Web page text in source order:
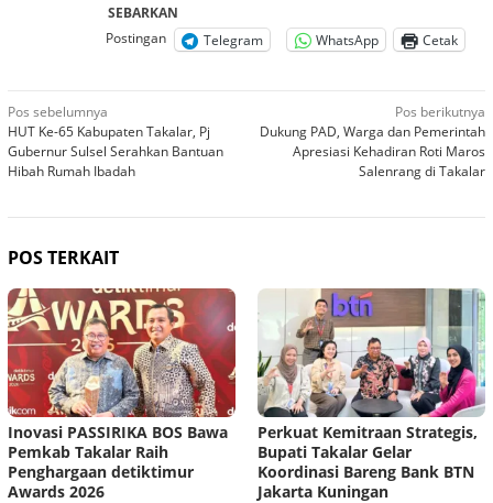
SEBARKAN
Postingan
Telegram WhatsApp Cetak
Navigasi
pos
Pos sebelumnya
HUT Ke-65 Kabupaten Takalar, Pj
Gubernur Sulsel Serahkan Bantuan
Hibah Rumah Ibadah
Pos berikutnya
Dukung PAD, Warga dan Pemerintah
Apresiasi Kehadiran Roti Maros
Salenrang di Takalar
POS TERKAIT
Inovasi PASSIRIKA BOS Bawa
Pemkab Takalar Raih
Penghargaan detiktimur
Awards 2026
Perkuat Kemitraan Strategis,
Bupati Takalar Gelar
Koordinasi Bareng Bank BTN
Jakarta Kuningan